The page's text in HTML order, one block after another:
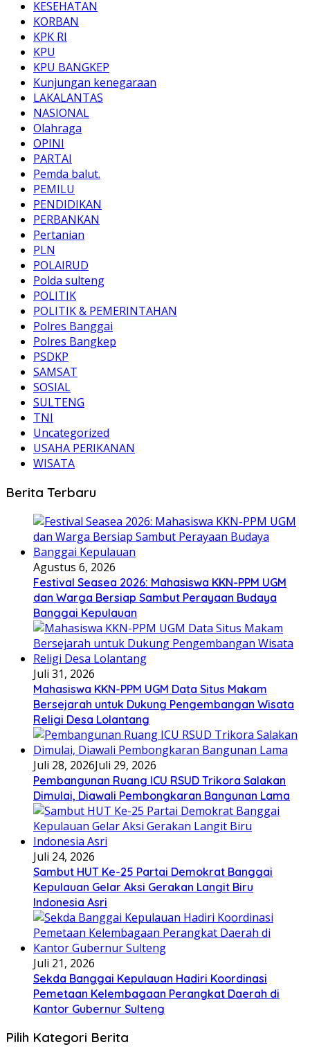
KESEHATAN
KORBAN
KPK RI
KPU
KPU BANGKEP
Kunjungan kenegaraan
LAKALANTAS
NASIONAL
Olahraga
OPINI
PARTAI
Pemda balut.
PEMILU
PENDIDIKAN
PERBANKAN
Pertanian
PLN
POLAIRUD
Polda sulteng
POLITIK
POLITIK & PEMERINTAHAN
Polres Banggai
Polres Bangkep
PSDKP
SAMSAT
SOSIAL
SULTENG
TNI
Uncategorized
USAHA PERIKANAN
WISATA
Berita Terbaru
Agustus 6, 2026
Festival Seasea 2026: Mahasiswa KKN-PPM UGM
dan Warga Bersiap Sambut Perayaan Budaya
Banggai Kepulauan
Juli 31, 2026
Mahasiswa KKN-PPM UGM Data Situs Makam
Bersejarah untuk Dukung Pengembangan Wisata
Religi Desa Lolantang
Juli 28, 2026Juli 29, 2026
Pembangunan Ruang ICU RSUD Trikora Salakan
Dimulai, Diawali Pembongkaran Bangunan Lama
Juli 24, 2026
Sambut HUT Ke-25 Partai Demokrat Banggai
Kepulauan Gelar Aksi Gerakan Langit Biru
Indonesia Asri
Juli 21, 2026
Sekda Banggai Kepulauan Hadiri Koordinasi
Pemetaan Kelembagaan Perangkat Daerah di
Kantor Gubernur Sulteng
Pilih Kategori Berita